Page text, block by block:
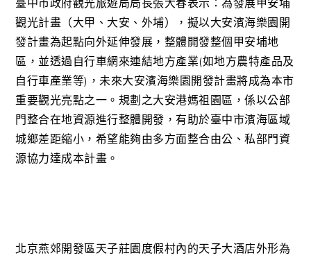
臺中市政府觀光旅遊局局長張大春表示：為發展甲安埔
觀光計畫（大甲、大安、外埔），擬以大安濱海樂園開
發計畫為起點向外延伸發展，整體開發整個甲安埔地
區，並透過自行車網來連結地方產業(如地方農特產品及
自行車產業等)，未來大安濱海樂園開發計畫將成為本市
重要觀光亮點之一。 規劃之大安港媽祖園區，係以公部
門整合在地資源進行整體開發，有助於臺中市濱海區域
城鄉差距縮小，希望能夠由多方面整合由公、私部門資
源協力達成本計畫。
北京燕郊開發區天子莊園度假村內的天子大酒店外形為